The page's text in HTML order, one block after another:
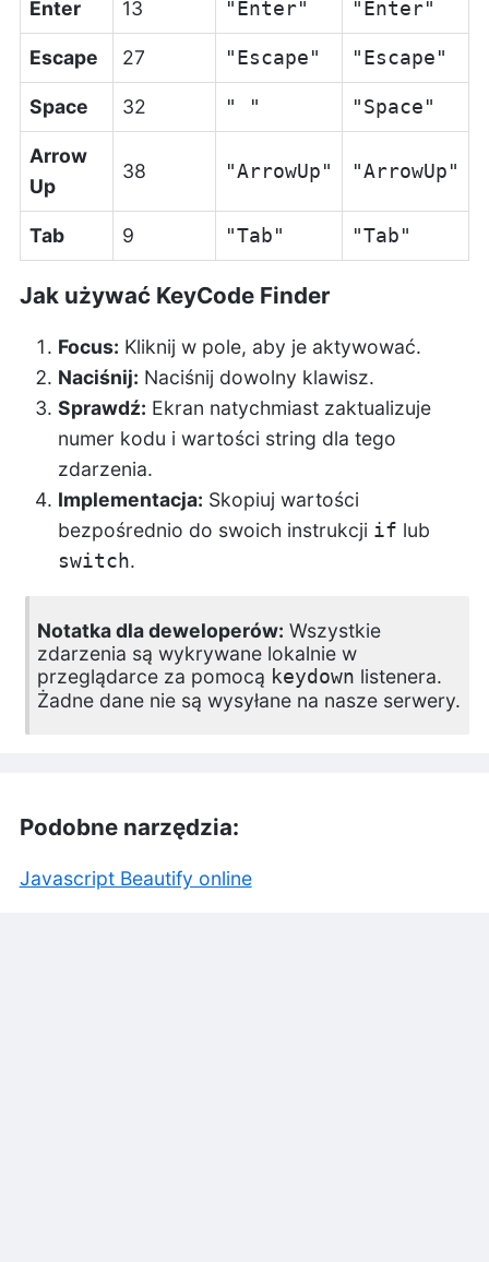
Enter 13 "Enter" "Enter"
Escape 27 "Escape" "Escape"
Space 32 " " "Space"
Arrow
Up
38 "ArrowUp" "ArrowUp"
Tab 9 "Tab" "Tab"
Jak używać KeyCode Finder
Focus: Kliknij w pole, aby je aktywować.
Naciśnij: Naciśnij dowolny klawisz.
Sprawdź: Ekran natychmiast zaktualizuje
numer kodu i wartości string dla tego
zdarzenia.
Implementacja: Skopiuj wartości
bezpośrednio do swoich instrukcji if lub
switch.
Notatka dla deweloperów: Wszystkie
zdarzenia są wykrywane lokalnie w
przeglądarce za pomocą keydown listenera.
Żadne dane nie są wysyłane na nasze serwery.
Podobne narzędzia:
Javascript Beautify online